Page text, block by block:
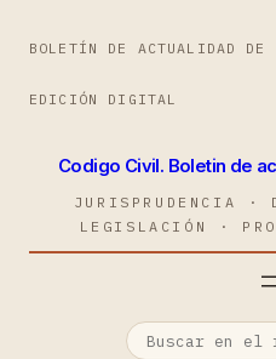
BOLETÍN DE ACTUALIDAD DE
EDICIÓN DIGITAL
Codigo Civil. Boletin de
JURISPRUDENCIA ·
LEGISLACIÓN ·